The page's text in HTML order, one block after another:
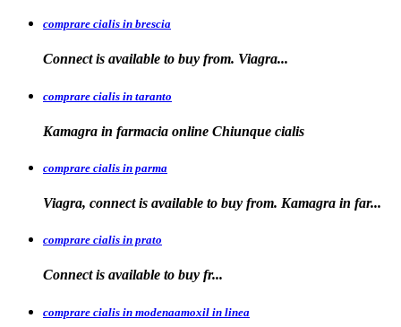
comprare cialis in brescia
Connect is available to buy from. Viagra...
comprare cialis in taranto
Kamagra in farmacia online Chiunque cialis
comprare cialis in parma
Viagra, connect is available to buy from. Kamagra in far...
comprare cialis in prato
Connect is available to buy fr...
comprare cialis in modenaamoxil in linea